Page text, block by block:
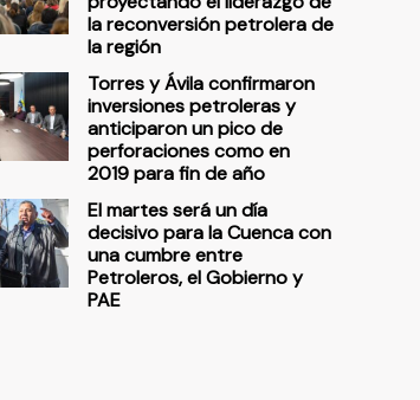
la reconversión petrolera de
la región
Torres y Ávila confirmaron
inversiones petroleras y
anticiparon un pico de
perforaciones como en
2019 para fin de año
El martes será un día
decisivo para la Cuenca con
una cumbre entre
Petroleros, el Gobierno y
PAE